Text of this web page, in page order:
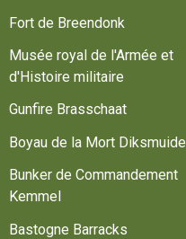
Fort de Breendonk
Musée royal de l'Armée et
d'Histoire militaire
Gunfire Brasschaat
Boyau de la Mort Diksmuide
Bunker de Commandement
Kemmel
Bastogne Barracks